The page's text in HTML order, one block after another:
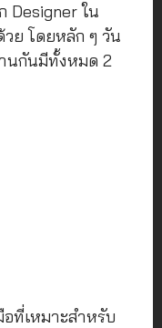
Designer ใน
ย โดยหลัก ๆ วัน
นกันมีทั้งหมด 2
ที่เหมาะสำหรับ